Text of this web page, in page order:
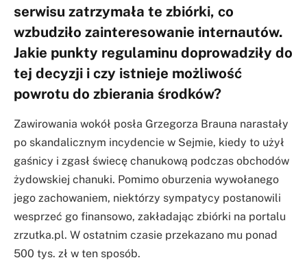
serwisu zatrzymała te zbiórki, co
wzbudziło zainteresowanie internautów.
Jakie punkty regulaminu doprowadziły do
tej decyzji i czy istnieje możliwość
powrotu do zbierania środków?
Zawirowania wokół posła Grzegorza Brauna narastały
po skandalicznym incydencie w Sejmie, kiedy to użył
gaśnicy i zgasł świecę chanukową podczas obchodów
żydowskiej chanuki. Pomimo oburzenia wywołanego
jego zachowaniem, niektórzy sympatycy postanowili
wesprzeć go finansowo, zakładając zbiórki na portalu
zrzutka.pl. W ostatnim czasie przekazano mu ponad
500 tys. zł w ten sposób.